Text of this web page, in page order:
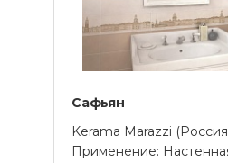
Сафьян
Kerama Marazzi
Применение: